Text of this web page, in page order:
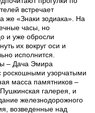
встречает
же «Знаки зодиака». На
часы, но
и уже обросли
их вокруг оси и
исполнится.
– Дача Эмира
роскошными узорчатыми
масса памятников –
галерея, и
железнодорожного
возведенные над